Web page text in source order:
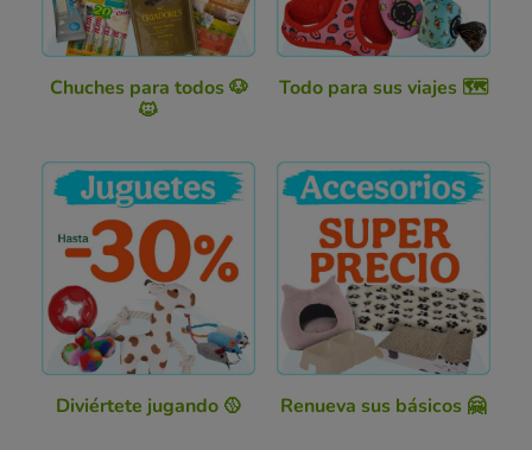
Chuches para todos 🐶
🐱
Todo para sus viajes 🗺️
Diviértete jugando 🥎 Renueva sus básicos 🤗